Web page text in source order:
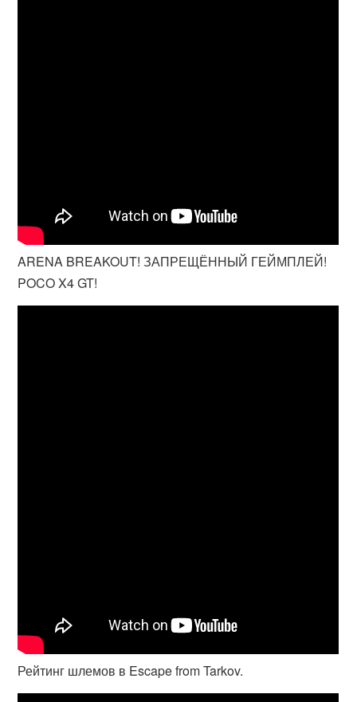
ARENA BREAKOUT! ЗАПРЕЩЁННЫЙ ГЕЙМПЛЕЙ!
POCO X4 GT!
Рейтинг шлемов в Escape from Tarkov.